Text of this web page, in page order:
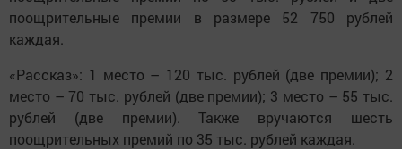
поощрительные премии в размере 52 750 рублей
каждая.
«Рассказ»: 1 место – 120 тыс. рублей (две премии); 2
место – 70 тыс. рублей (две премии); 3 место – 55 тыс.
рублей (две премии). Также вручаются шесть
поощрительных премий по 35 тыс. рублей каждая.